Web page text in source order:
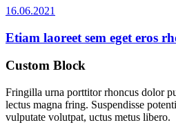
16.06.2021
Etiam laoreet sem eget eros
Custom Block
Fringilla urna porttitor rhoncus dolor
lectus magna fring. Suspendisse
vulputate volutpat, uctus metus libero.